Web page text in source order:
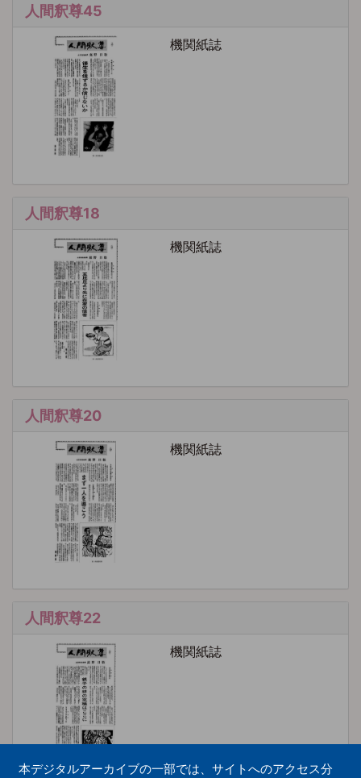
人間釈尊45
機関紙誌
人間釈尊18
機関紙誌
人間釈尊20
機関紙誌
人間釈尊22
機関紙誌
本デジタルアーカイブの一部では、サイトへのアクセス分